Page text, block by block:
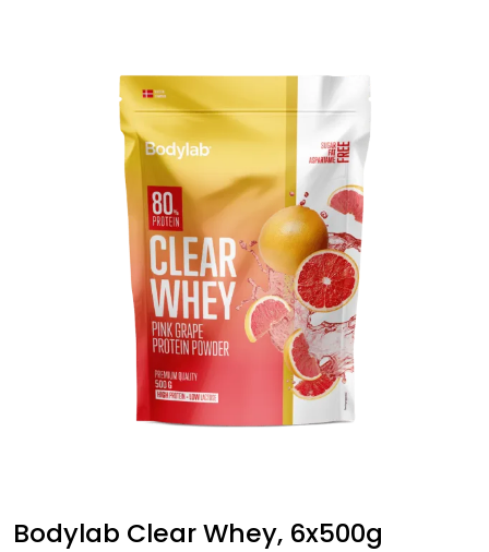
Bodylab Clear Whey, 6x500g